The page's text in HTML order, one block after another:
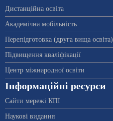
Дистанційна освіта
Академічна мобільність
Перепідготовка (друга вища освіта)
Підвищення кваліфікації
Центр міжнародної освіти
Інформаційні ресурси
Сайти мережі КПІ
Наукові видання